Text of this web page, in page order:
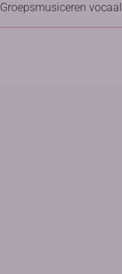
Groepsmusiceren vocaal